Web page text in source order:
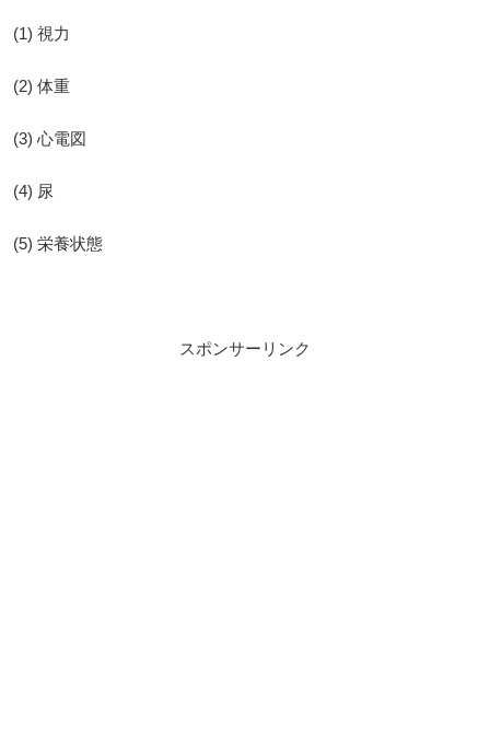
(1) 視力
(2) 体重
(3) 心電図
(4) 尿
(5) 栄養状態
スポンサーリンク